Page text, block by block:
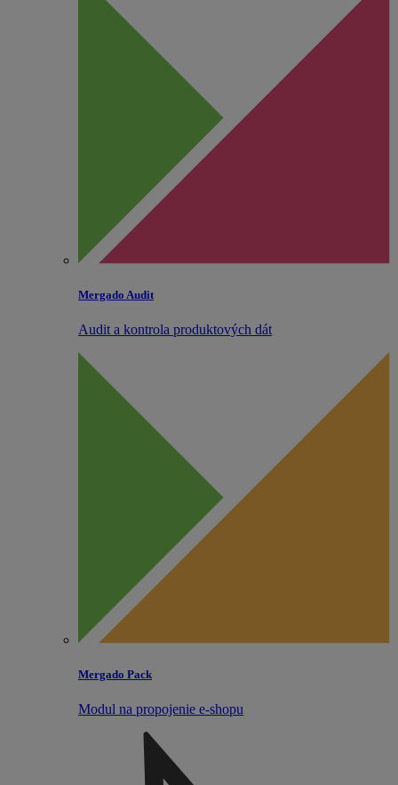
Mergado Audit
Audit a kontrola produktových dát
Mergado Pack
Modul na propojenie e‑shopu